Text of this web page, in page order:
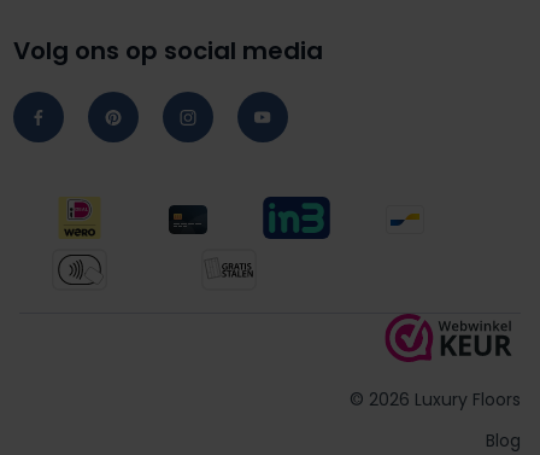
Volg ons op social media
© 2026 Luxury Floors
Blog